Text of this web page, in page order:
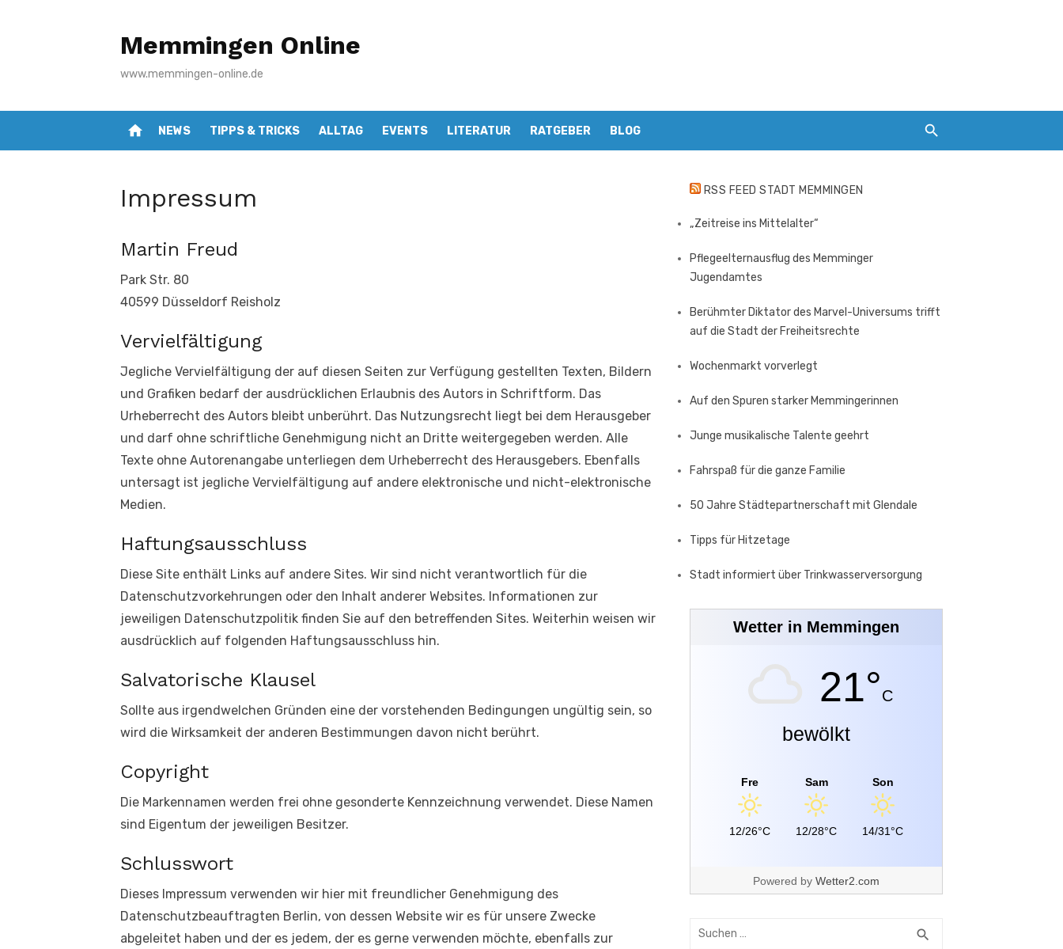
Memmingen Online
www.memmingen-online.de
home NEWS TIPPS & TRICKS ALLTAG EVENTS LITERATUR RATGEBER BLOG
Impressum
Martin Freud
Park Str. 80
40599 Düsseldorf Reisholz
Vervielfältigung
Jegliche Vervielfältigung der auf diesen Seiten zur Verfügung gestellten Texten, Bildern
und Grafiken bedarf der ausdrücklichen Erlaubnis des Autors in Schriftform. Das
Urheberrecht des Autors bleibt unberührt. Das Nutzungsrecht liegt bei dem Herausgeber
und darf ohne schriftliche Genehmigung nicht an Dritte weitergegeben werden. Alle
Texte ohne Autorenangabe unterliegen dem Urheberrecht des Herausgebers. Ebenfalls
untersagt ist jegliche Vervielfältigung auf andere elektronische und nicht-elektronische
Medien.
Haftungsausschluss
Diese Site enthält Links auf andere Sites. Wir sind nicht verantwortlich für die
Datenschutzvorkehrungen oder den Inhalt anderer Websites. Informationen zur
jeweiligen Datenschutzpolitik finden Sie auf den betreffenden Sites. Weiterhin weisen wir
ausdrücklich auf folgenden Haftungsausschluss hin.
Salvatorische Klausel
Sollte aus irgendwelchen Gründen eine der vorstehenden Bedingungen ungültig sein, so
wird die Wirksamkeit der anderen Bestimmungen davon nicht berührt.
Copyright
Die Markennamen werden frei ohne gesonderte Kennzeichnung verwendet. Diese Namen
sind Eigentum der jeweiligen Besitzer.
Schlusswort
Dieses Impressum verwenden wir hier mit freundlicher Genehmigung des
Datenschutzbeauftragten Berlin, von dessen Website wir es für unsere Zwecke
abgeleitet haben und der es jedem, der es gerne verwenden möchte, ebenfalls zur
RSS FEED STADT MEMMINGEN
„Zeitreise ins Mittelalter“
Pflegeelternausflug des Memminger
Jugendamtes
Berühmter Diktator des Marvel-Universums trifft
auf die Stadt der Freiheitsrechte
Wochenmarkt vorverlegt
Auf den Spuren starker Memmingerinnen
Junge musikalische Talente geehrt
Fahrspaß für die ganze Familie
50 Jahre Städtepartnerschaft mit Glendale
Tipps für Hitzetage
Stadt informiert über Trinkwasserversorgung
Wetter in Memmingen
21°C
bewölkt
Fre
12/26°C
Sam
12/28°C
Son
14/31°C
Powered by Wetter2.com
Suchen
search